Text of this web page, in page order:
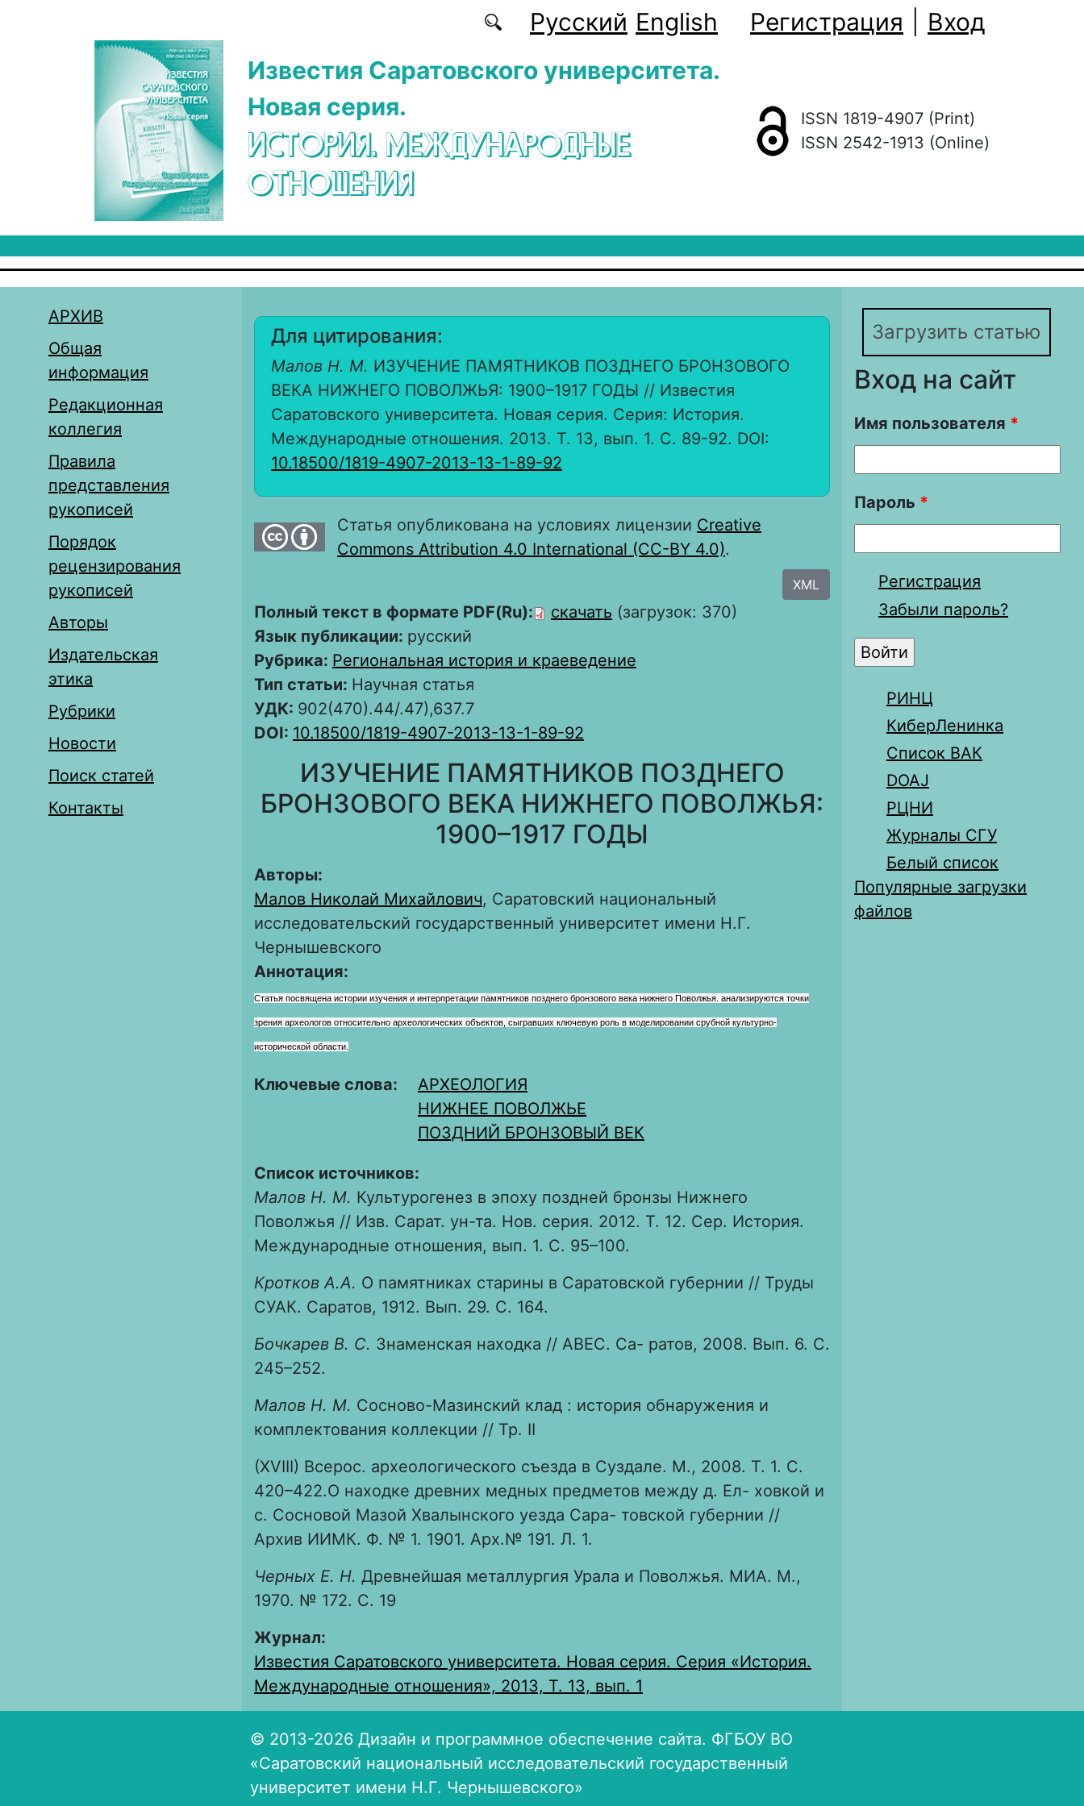
Русский English Регистрация
Вход
Известия Саратовского университета.
Новая серия.
ИСТОРИЯ. МЕЖДУНАРОДНЫЕ
ОТНОШЕНИЯ
ISSN 1819-4907 (Print)
ISSN 2542-1913 (Online)
АРХИВ
Общая
информация
Редакционная
коллегия
Правила
представления
рукописей
Порядок
рецензирования
рукописей
Авторы
Издательская
этика
Рубрики
Новости
Поиск статей
Контакты
Для цитирования:
Малов Н. М. ИЗУЧЕНИЕ ПАМЯТНИКОВ ПОЗДНЕГО БРОНЗОВОГО
ВЕКА НИЖНЕГО ПОВОЛЖЬЯ: 1900–1917 ГОДЫ // Известия
Саратовского университета. Новая серия. Серия: История.
Международные отношения. 2013. Т. 13, вып. 1. С. 89-92. DOI:
10.18500/1819-4907-2013-13-1-89-92
Статья опубликована на условиях лицензии Creative
Commons Attribution 4.0 International (CC-BY 4.0).
XML
Полный текст в формате PDF(Ru): скачать (загрузок: 370)
Язык публикации: русский
Рубрика: Региональная история и краеведение
Тип статьи: Научная статья
УДК: 902(470).44/.47),637.7
DOI: 10.18500/1819-4907-2013-13-1-89-92
ИЗУЧЕНИЕ ПАМЯТНИКОВ ПОЗДНЕГО
БРОНЗОВОГО ВЕКА НИЖНЕГО ПОВОЛЖЬЯ:
1900–1917 ГОДЫ
Авторы:
Малов Николай Михайлович, Саратовский национальный
исследовательский государственный университет имени Н.Г.
Чернышевского
Аннотация:
Статья посвящена истории изучения и интерпретации памятников позднего бронзового века нижнего Поволжья. анализируются точки
зрения археологов относительно археологических объектов, сыгравших ключевую роль в моделировании срубной культурно-
исторической области.
Ключевые слова:
АРХЕОЛОГИЯ
НИЖНЕЕ ПОВОЛЖЬЕ
ПОЗДНИЙ БРОНЗОВЫЙ ВЕК
Список источников:
Малов Н. М. Культурогенез в эпоху поздней бронзы Нижнего
Поволжья // Изв. Сарат. ун-та. Нов. серия. 2012. Т. 12. Сер. История.
Международные отношения, вып. 1. С. 95–100.
Кротков А.А. О памятниках старины в Саратовской губернии // Труды
СУАК. Саратов, 1912. Вып. 29. С. 164.
Бочкарев В. С. Знаменская находка // АВЕС. Са- ратов, 2008. Вып. 6. С.
245–252.
Малов Н. М. Сосново-Мазинский клад : история обнаружения и
комплектования коллекции // Тр. II
(XVIII) Всерос. археологического съезда в Суздале. М., 2008. Т. 1. С.
420–422.О находке древних медных предметов между д. Ел- ховкой и
с. Сосновой Мазой Хвалынского уезда Сара- товской губернии //
Архив ИИМК. Ф. № 1. 1901. Арх.№ 191. Л. 1.
Черных Е. Н. Древнейшая металлургия Урала и Поволжья. МИА. М.,
1970. № 172. С. 19
Журнал:
Известия Саратовского университета. Новая серия. Серия «История.
Международные отношения», 2013, Т. 13, вып. 1
Загрузить статью
Вход на сайт
Имя пользователя *
Пароль *
Регистрация
Забыли пароль?
РИНЦ
КиберЛенинка
Список ВАК
DOAJ
РЦНИ
Журналы СГУ
Белый список
Популярные загрузки
файлов
© 2013-2026 Дизайн и программное обеспечение сайта. ФГБОУ ВО
«Саратовский национальный исследовательский государственный
университет имени Н.Г. Чернышевского»